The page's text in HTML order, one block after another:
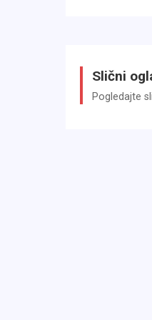
Sicht-Paket
Slični
Pogledajte